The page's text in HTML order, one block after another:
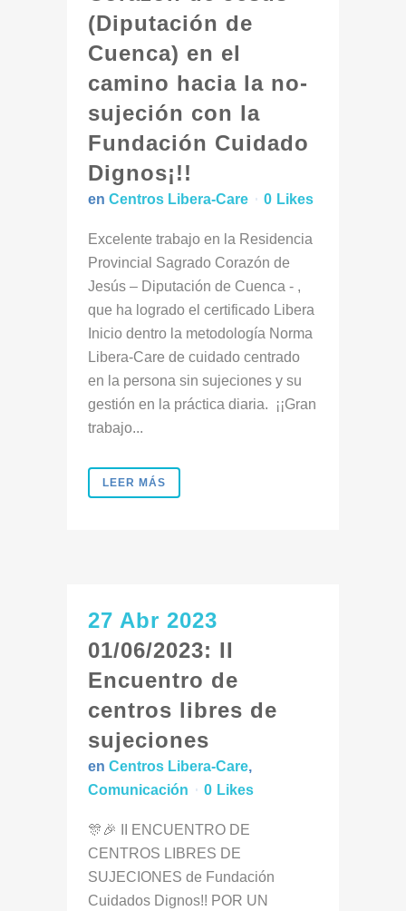
(Diputación de
Cuenca) en el
camino hacia la no-
sujeción con la
Fundación Cuidado
Dignos¡!!
en Centros Libera-Care 0 Likes
Excelente trabajo en la Residencia
Provincial Sagrado Corazón de
Jesús – Diputación de Cuenca - ,
que ha logrado el certificado Libera
Inicio dentro la metodología Norma
Libera-Care de cuidado centrado
en la persona sin sujeciones y su
gestión en la práctica diaria. ¡¡Gran
trabajo...
LEER MÁS
27 Abr 2023
01/06/2023: II
Encuentro de
centros libres de
sujeciones
en Centros Libera-Care,
Comunicación
0 Likes
🎊🎉 II ENCUENTRO DE
CENTROS LIBRES DE
SUJECIONES de Fundación
Cuidados Dignos!! POR UN